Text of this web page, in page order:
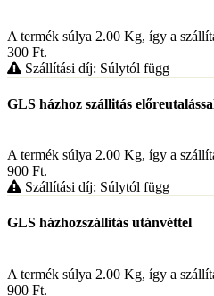
A termék súlya 2.00 Kg, így a
300 Ft.
Szállítási díj: Súlytól függ
GLS házhoz szállitás
A termék súlya 2.00 Kg, így a
900 Ft.
Szállítási díj: Súlytól függ
GLS házhozszállítás utánvéttel
A termék súlya 2.00 Kg, így a
900 Ft.